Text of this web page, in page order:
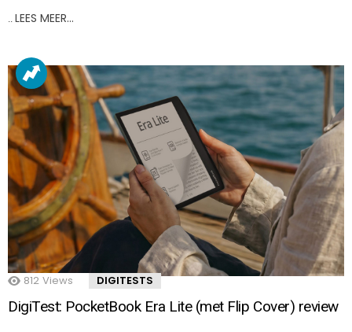
.. LEES MEER…
812 Views DIGITESTS
DigiTest: PocketBook Era Lite (met Flip Cover) review